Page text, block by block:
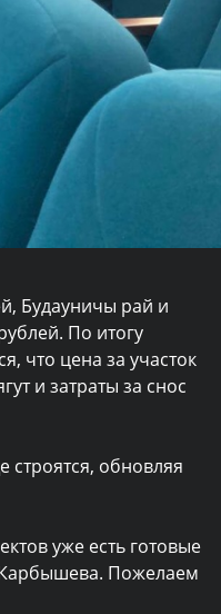
Будауничы рай и
По итогу
что цена за участок
и затраты за снос
строятся, обновляя
уже есть готовые
Карбышева. Пожелаем